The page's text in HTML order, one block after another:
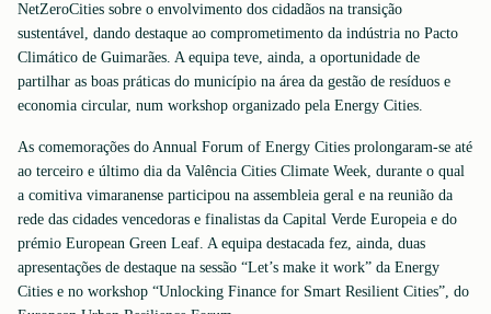
NetZeroCities sobre o envolvimento dos cidadãos na transição
sustentável, dando destaque ao comprometimento da indústria no Pacto
Climático de Guimarães. A equipa teve, ainda, a oportunidade de
partilhar as boas práticas do município na área da gestão de resíduos e
economia circular, num workshop organizado pela Energy Cities.
As comemorações do Annual Forum of Energy Cities prolongaram-se até
ao terceiro e último dia da Valência Cities Climate Week, durante o qual
a comitiva vimaranense participou na assembleia geral e na reunião da
rede das cidades vencedoras e finalistas da Capital Verde Europeia e do
prémio European Green Leaf. A equipa destacada fez, ainda, duas
apresentações de destaque na sessão “Let’s make it work” da Energy
Cities e no workshop “Unlocking Finance for Smart Resilient Cities”, do